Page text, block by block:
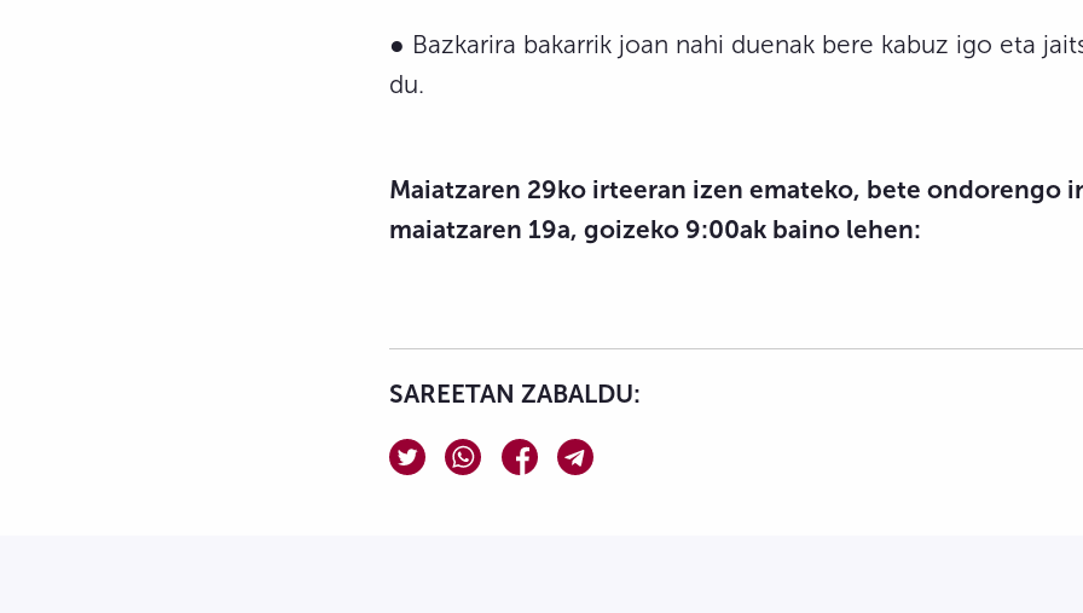
● Bazkarira bakarrik joan nahi duenak bere kabuz igo eta
du.
Maiatzaren 29ko irteeran izen emateko, bete ondorengo
maiatzaren 19a, goizeko 9:00ak baino lehen:
SAREETAN ZABALDU: